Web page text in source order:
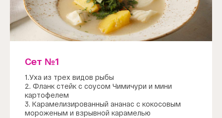
Сет №1
1.Уха из трех видов рыбы
2. Фланк стейк с соусом Чимичури и мини
картофелем
3. Карамелизированный ананас с кокосовым
мороженым и взрывной карамелью